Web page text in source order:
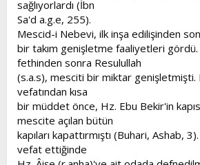
sağlıyorlardı (İbn
Sa'd a.g.e, 255).
Mescid-i Nebevi, ilk inşa edilişinden
bir takım genişletme faaliyetleri
fethinden sonra Resulullah
(s.a.s), mesciti bir miktar genişletmişti.
vefatından kısa
bir müddet önce, Hz. Ebu Bekir'in
mescite açılan bütün
kapıları kapattırmıştı (Buhari, Ashab,
vefat ettiğinde